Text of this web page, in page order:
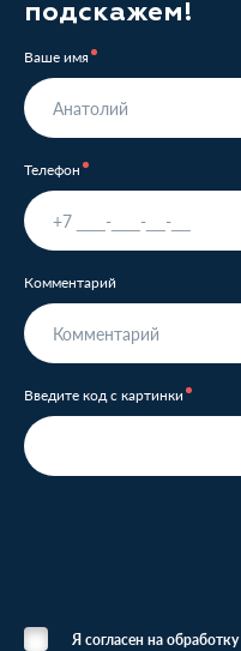
подскажем!
Ваше имя
Телефон
Комментарий
Введите код с картинки
Я согласен на обработку